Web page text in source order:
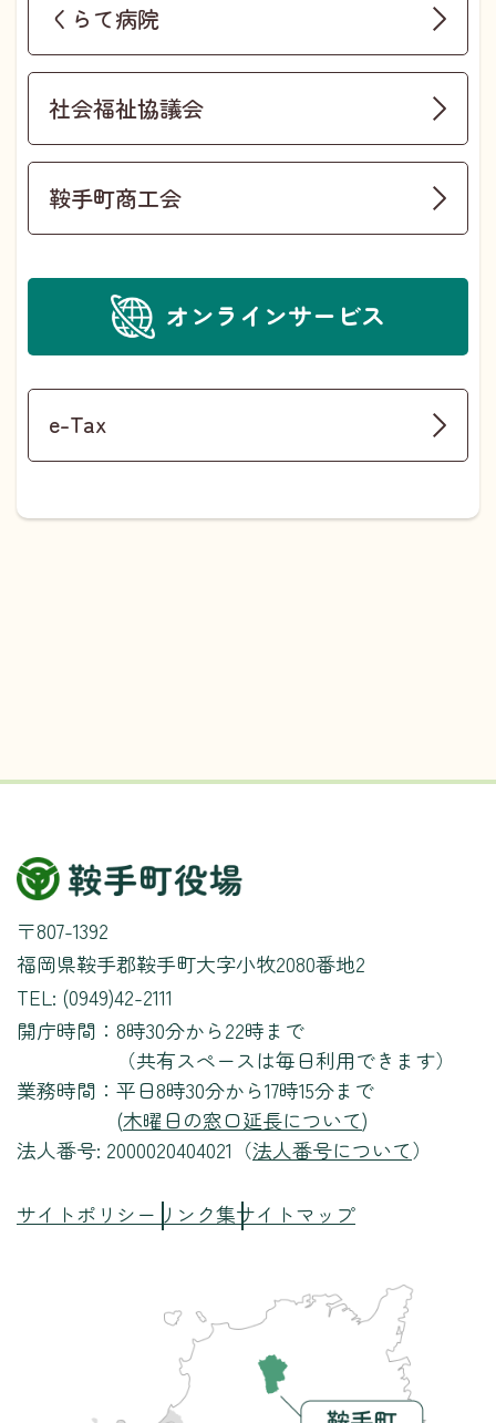
くらて病院
社会福祉協議会
鞍手町商工会
オンラインサービス
e-Tax
〒807-1392
福岡県鞍手郡鞍手町大字小牧2080番地2
TEL: (0949)42-2111
開庁時間： 8時30分から22時まで
（共有スペースは毎日利用できます）
業務時間： 平日8時30分から17時15分まで
(木曜日の窓口延長について)
法人番号: 2000020404021（法人番号について）
サイトポリシー リンク集サイトマップ